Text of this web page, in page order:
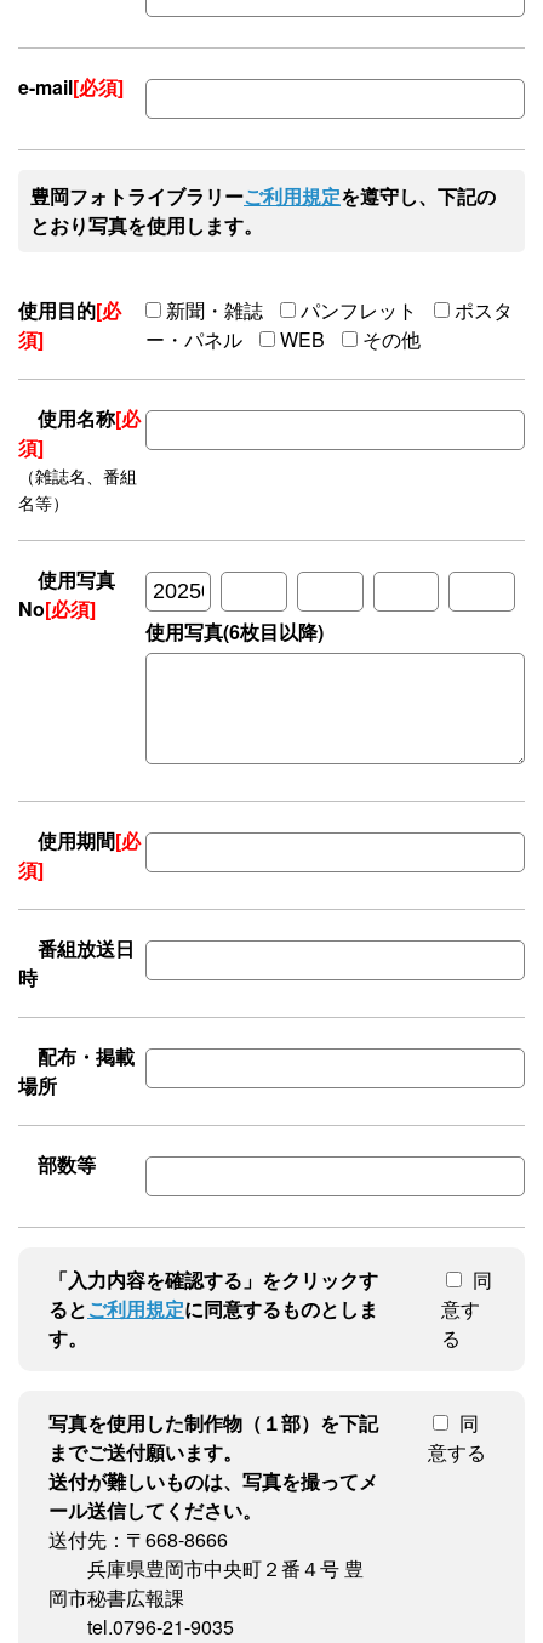
e-mail[必須]
豊岡フォトライブラリーご利用規定を遵守し、下記の
とおり写真を使用します。
使用目的[必
須]
新聞・雑誌 パンフレット
ポスタ
ー・パネル
WEB その他
使用名称[必
須]
（雑誌名、番組
名等）
使用写真
No[必須]
使用写真(6枚目以降)
使用期間[必
須]
番組放送日
時
配布・掲載
場所
部数等
「入力内容を確認する」をクリックす
るとご利用規定に同意するものとしま
す。
同
意す
る
写真を使用した制作物（１部）を下記
までご送付願います。
送付が難しいものは、写真を撮ってメ
ール送信してください。
送付先：〒668-8666
兵庫県豊岡市中央町２番４号 豊
岡市秘書広報課
tel.0796-21-9035
同
意する